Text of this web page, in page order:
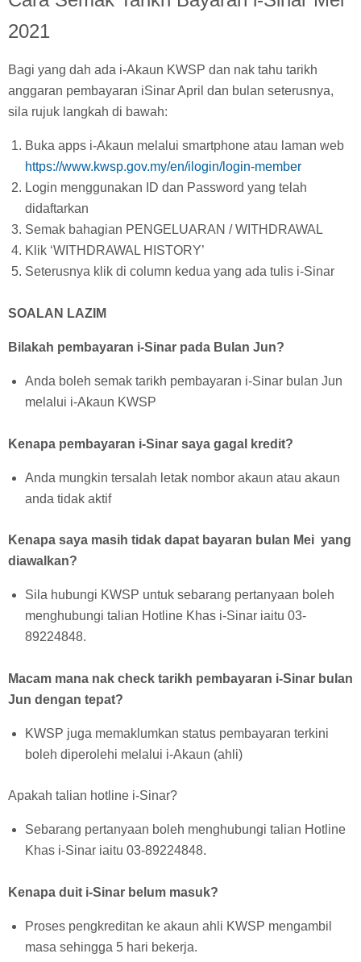
2021
Bagi yang dah ada i-Akaun KWSP dan nak tahu tarikh
anggaran pembayaran iSinar April dan bulan seterusnya,
sila rujuk langkah di bawah:
Buka apps i-Akaun melalui smartphone atau laman web
https://www.kwsp.gov.my/en/ilogin/login-member
Login menggunakan ID dan Password yang telah
didaftarkan
Semak bahagian PENGELUARAN / WITHDRAWAL
Klik ‘WITHDRAWAL HISTORY’
Seterusnya klik di column kedua yang ada tulis i-Sinar
SOALAN LAZIM
Bilakah pembayaran i-Sinar pada Bulan Jun?
Anda boleh semak tarikh pembayaran i-Sinar bulan Jun
melalui i-Akaun KWSP
Kenapa pembayaran i-Sinar saya gagal kredit?
Anda mungkin tersalah letak nombor akaun atau akaun
anda tidak aktif
Kenapa saya masih tidak dapat bayaran bulan Mei yang
diawalkan?
Sila hubungi KWSP untuk sebarang pertanyaan boleh
menghubungi talian Hotline Khas i-Sinar iaitu 03-
89224848.
Macam mana nak check tarikh pembayaran i-Sinar bulan
Jun dengan tepat?
KWSP juga memaklumkan status pembayaran terkini
boleh diperolehi melalui i-Akaun (ahli)
Apakah talian hotline i-Sinar?
Sebarang pertanyaan boleh menghubungi talian Hotline
Khas i-Sinar iaitu 03-89224848.
Kenapa duit i-Sinar belum masuk?
Proses pengkreditan ke akaun ahli KWSP mengambil
masa sehingga 5 hari bekerja.